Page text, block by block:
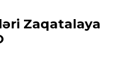
Zaqatalaya